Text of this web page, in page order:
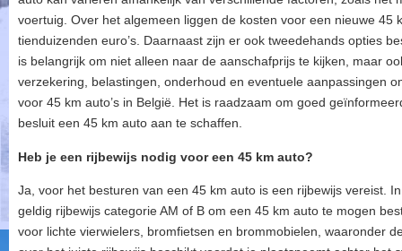
voertuig. Over het algemeen liggen de kosten voor een nieuwe 45
tienduizenden euro’s. Daarnaast zijn er ook tweedehands opties
is belangrijk om niet alleen naar de aanschafprijs te kijken, maar
verzekering, belastingen, onderhoud en eventuele aanpassingen
voor 45 km auto’s in België. Het is raadzaam om goed
besluit een 45 km auto aan te schaffen.
Heb je een rijbewijs nodig voor een 45 km auto?
Ja, voor het besturen van een 45 km auto is een rijbewijs vereist.
geldig rijbewijs categorie AM of B om een 45 km auto te mogen
voor lichte vierwielers, bromfietsen en brommobielen, waaronder